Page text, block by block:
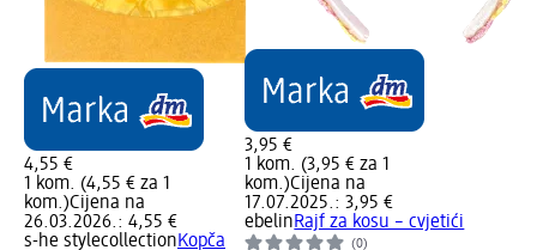
4,55 €
1 kom. (4,55 € za 1
kom.)Cijena na
26.03.2026.: 4,55 €
s-he stylecollectionKopča
3,95 €
1 kom. (3,95 € za 1
kom.)Cijena na
17.07.2025.: 3,95 €
ebelinRajf za kosu – cvjetići
(0)